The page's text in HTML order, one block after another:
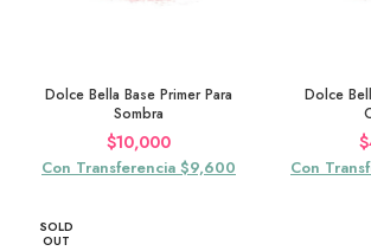
Dolce Bella Base Primer Para
Sombra
$10,000
Con Transferencia $9,600
Dolce
$
Con
SOLD
OUT